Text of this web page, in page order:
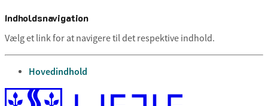
Indholdsnavigation
Vælg et link for at navigere til det respektive indhold.
gå til
Hovedindhold